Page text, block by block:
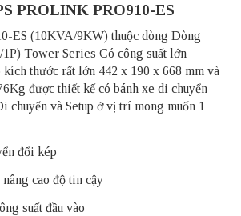
PROLINK PRO910-ES
ES (10KVA/9KW) thuộc dòng Dòng
Tower Series Có công suất lớn
kích thước rất lớn 442 x 190 x 668 mm và
được thiết kế có bánh xe di chuyển
chuyển và Setup ở vị trí mong muốn 1
đổi kép
cao độ tin cậy
suất đầu vào